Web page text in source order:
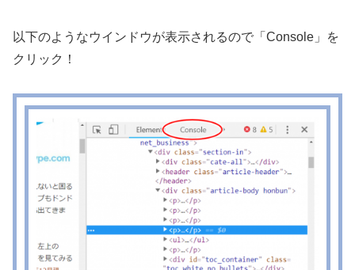
以下のようなウインドウが表示されるので「Console」を
クリック！